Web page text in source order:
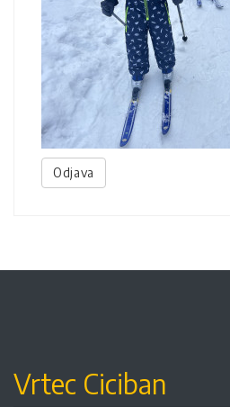
Odjava
Vrtec Ciciban